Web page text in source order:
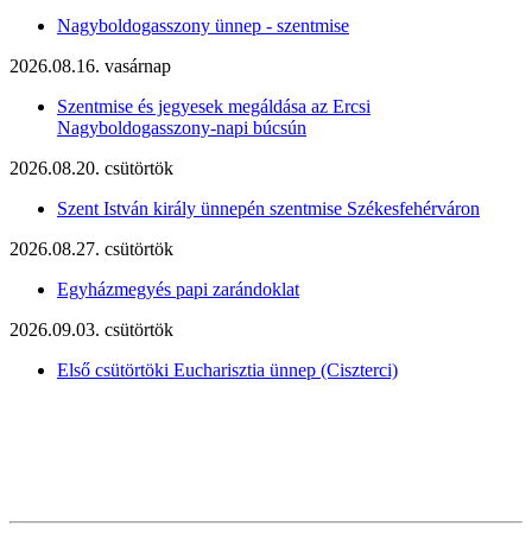
Nagyboldogasszony ünnep - szentmise
2026.08.16. vasárnap
Szentmise és jegyesek megáldása az Ercsi
Nagyboldogasszony-napi búcsún
2026.08.20. csütörtök
Szent István király ünnepén szentmise Székesfehérváron
2026.08.27. csütörtök
Egyházmegyés papi zarándoklat
2026.09.03. csütörtök
Első csütörtöki Eucharisztia ünnep (Ciszterci)